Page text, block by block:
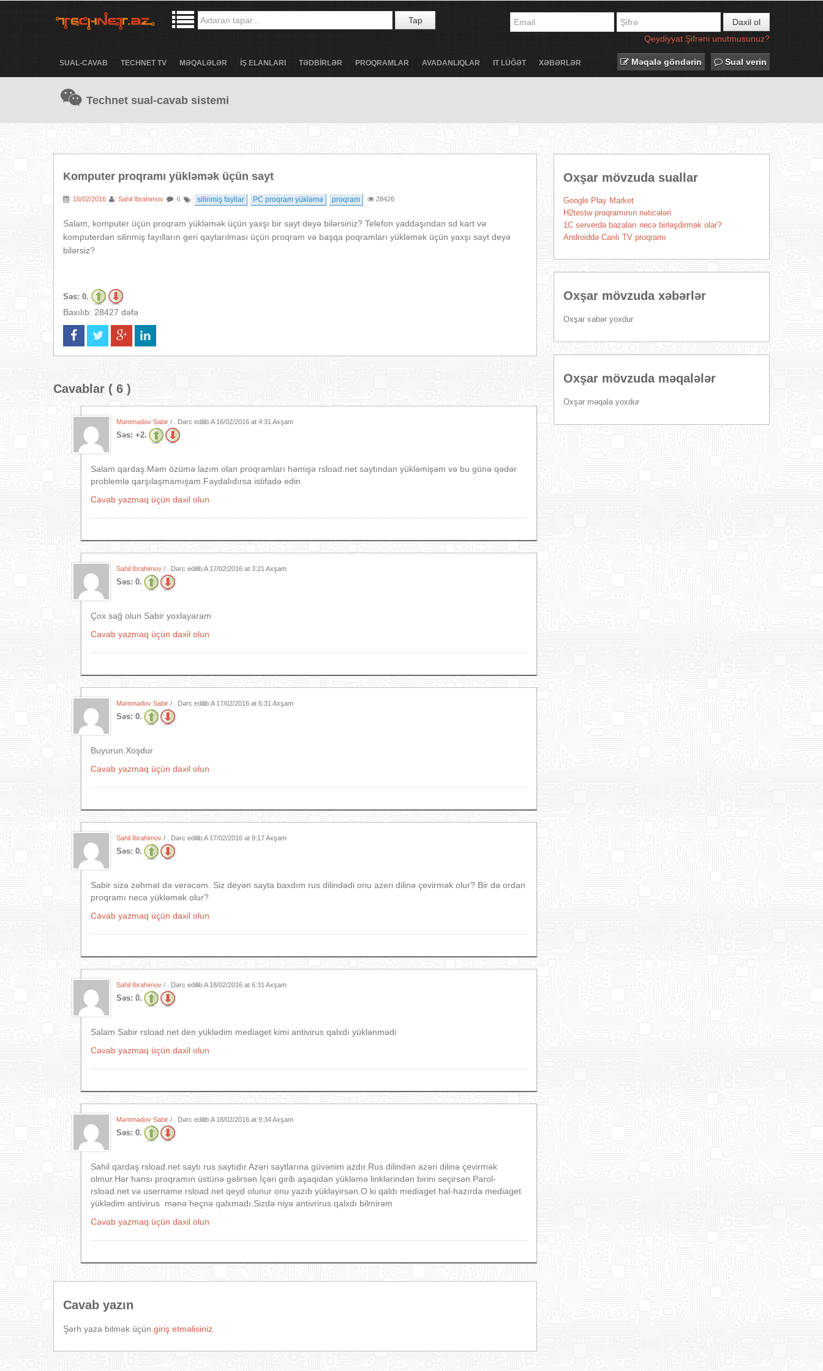
Tap
Daxil ol
Qeydiyyat Şifrəni unutmusunuz?
SUAL-CAVAB TECHNET TV MƏQALƏLƏR İŞ ELANLARI TƏDBİRLƏR PROQRAMLAR AVADANLIQLAR IT LÜĞƏT XƏBƏRLƏR Məqalə göndərin Sual verin
Technet sual-cavab sistemi
Komputer proqramı yükləmək üçün sayt
: 16/02/2016 : Sahil İbrahimov : 6 : silinmiş fayllar PC proqram yükləmə proqram 28426
Salam, komputer üçün proqram yükləmək üçün yaxşı bir sayt deyə bilərsiniz? Telefon yaddaşından sd kart və
komputerdən silinmiş fayılların geri qaytarılması üçün proqram və başqa poqramları yükləmək üçün yaxşı sayt deyə
bilərsiz?
Səs: 0.
Baxılıb: 28427 dəfə
Cavablar ( 6 )
Məmmədov Sabir / . Dərc edilib:A 16/02/2016 at 4:31 Axşam
Səs: +2.
Salam qardaş.Məm özümə lazım olan proqramları həmişə rsload.net saytından yükləmişəm və bu günə qədər
problemlə qarşılaşmamışam.Faydalıdırsa istifadə edin
Cavab yazmaq üçün daxil olun
Sahil İbrahimov / . Dərc edilib:A 17/02/2016 at 3:21 Axşam
Səs: 0.
Çox sağ olun Sabir yoxlayaram
Cavab yazmaq üçün daxil olun
Məmmədov Sabir / . Dərc edilib:A 17/02/2016 at 6:31 Axşam
Səs: 0.
Buyurun.Xoşdur
Cavab yazmaq üçün daxil olun
Sahil İbrahimov / . Dərc edilib:A 17/02/2016 at 9:17 Axşam
Səs: 0.
Sabir sizə zəhmət də verəcəm. Siz deyən sayta baxdım rus dilindədi onu azeri dilinə çevirmək olur? Bir də ordan
proqramı necə yükləmək olur?
Cavab yazmaq üçün daxil olun
Sahil İbrahimov / . Dərc edilib:A 18/02/2016 at 6:31 Axşam
Səs: 0.
Salam Sabir rsload.net den yüklədim mediaget kimi antivirus qalxdı yüklənmədi
Cavab yazmaq üçün daxil olun
Məmmədov Sabir / . Dərc edilib:A 18/02/2016 at 9:34 Axşam
Səs: 0.
Sahil qardaş rsload.net saytı rus saytıdır.Azəri saytlarına güvənim azdır.Rus dilindən azəri dilinə çevirmək
olmur.Hər hansı proqramın üstünə gəlirsən.İçəri girib aşaqidan yükləmə linklərindən birini seçirsən.Parol-
rsload.net və username rsload.net qeyd olunur onu yazıb yükləyirsən.O ki qaldı mediaget hal-hazırda mediaget
yüklədim antivirus mənə heçnə qalxmadı.Sizdə niyə antivrirus qalxdı bilmirəm
Cavab yazmaq üçün daxil olun
Cavab yazın
Şərh yaza bilmək üçün giriş etməlisiniz
Oxşar mövzuda suallar
Google Play Market
H2testw proqramının nəticələri
1C serverdə bazaları necə birləşdirmək olar?
Androiddə Canlı TV proqramı
Oxşar mövzuda xəbərlər
Oxşar xəbər yoxdur
Oxşar mövzuda məqalələr
Oxşar məqalə yoxdur